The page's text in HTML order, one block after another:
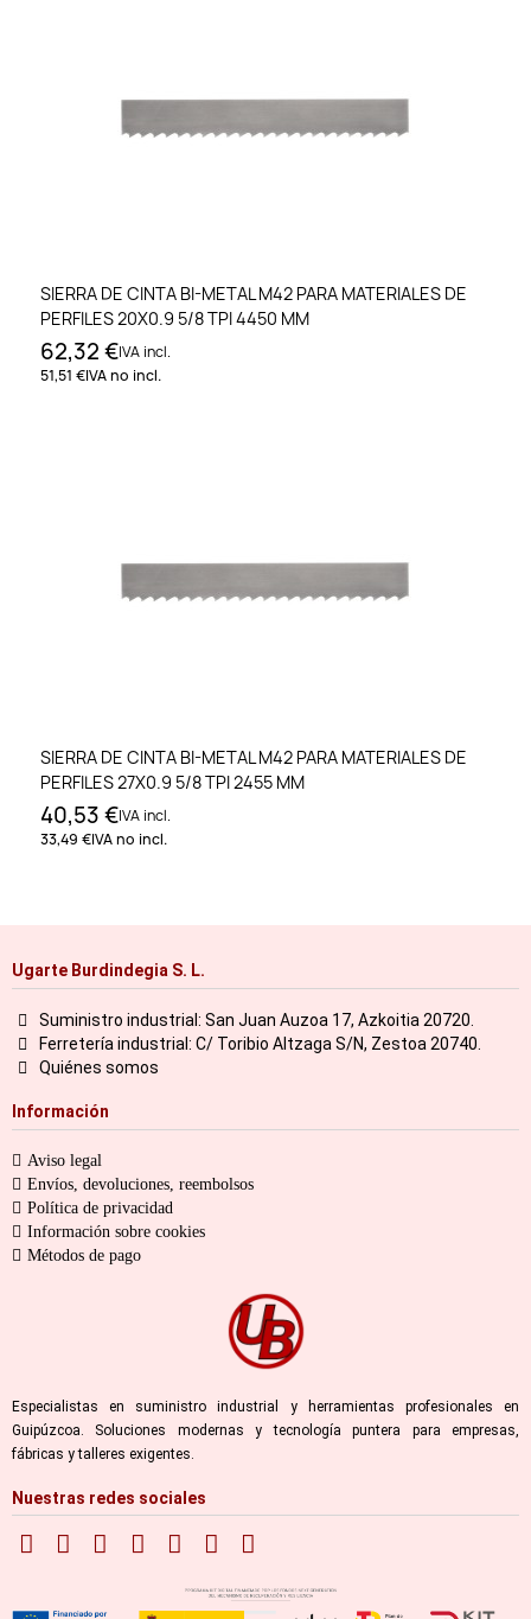
SIERRA DE CINTA BI-METAL M42 PARA MATERIALES DE
PERFILES 20X0.9 5/8 TPI 4450 MM
62,32 €IVA incl.
51,51 €IVA no incl.
SIERRA DE CINTA BI-METAL M42 PARA MATERIALES DE
PERFILES 27X0.9 5/8 TPI 2455 MM
40,53 €IVA incl.
33,49 €IVA no incl.
Ugarte Burdindegia S. L.
Suministro industrial: San Juan Auzoa 17, Azkoitia 20720.
Ferretería industrial: C/ Toribio Altzaga S/N, Zestoa 20740.
Quiénes somos
Información
Aviso legal
Envíos, devoluciones, reembolsos
Política de privacidad
Información sobre cookies
Métodos de pago
Especialistas en suministro industrial y herramientas profesionales en
Guipúzcoa. Soluciones modernas y tecnología puntera para empresas,
fábricas y talleres exigentes.
Nuestras redes sociales